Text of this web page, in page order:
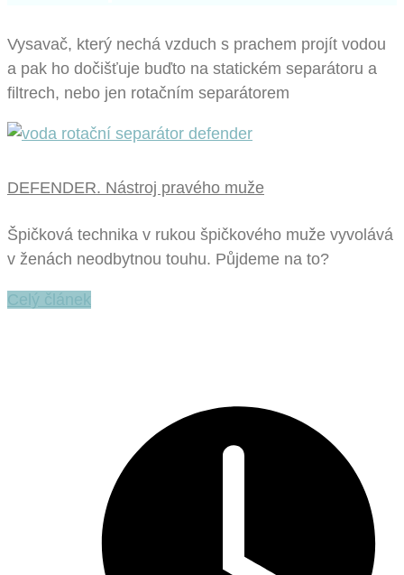
Vysavač, který nechá vzduch s prachem projít vodou
a pak ho dočišťuje buďto na statickém separátoru a
filtrech, nebo jen rotačním separátorem
DEFENDER. Nástroj pravého muže
Špičková technika v rukou špičkového muže vyvolává
v ženách neodbytnou touhu. Půjdeme na to?
Celý článek